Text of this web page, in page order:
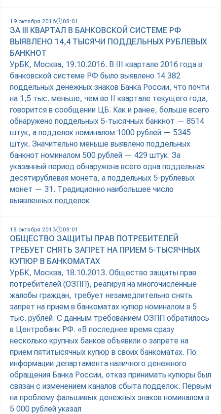
19 октября 2016 08:01
ЗА III КВАРТАЛ В БАНКОВСКОЙ СИСТЕМЕ РФ
ВЫЯВЛЕНО 14,4 ТЫСЯЧИ ПОДДЕЛЬНЫХ РУБЛЕВЫХ
БАНКНОТ
УрБК, Москва, 19.10.2016. В III квартале 2016 года в
банковской системе РФ было выявлено 14 382
поддельных денежных знаков Банка России, что почти
на 1,5 тыс. меньше, чем во II квартале текущего года,
говорится в сообщении ЦБ. Как и ранее, больше всего
обнаружено поддельных 5-тысячных банкнот — 8514
штук, а подделок номиналом 1000 рублей — 5345
штук. Значительно меньше выявлено поддельных
банкнот номиналом 500 рублей — 429 штук. За
указанный период обнаружена всего одна поддельная
десятирублевая монета, а поддельных 5-рублевых
монет — 31. Традиционно наибольшее число
выявленных подделок
18 октября 2013 08:01
ОБЩЕСТВО ЗАЩИТЫ ПРАВ ПОТРЕБИТЕЛЕЙ
ТРЕБУЕТ СНЯТЬ ЗАПРЕТ НА ПРИЕМ 5-ТЫСЯЧНЫХ
КУПЮР В БАНКОМАТАХ
УрБК, Москва, 18.10.2013. Общество защиты прав
потребителей (ОЗПП), реагируя на многочисленные
жалобы граждан, требует незамедлительно снять
запрет на прием в банкоматах купюр номиналом в 5
тыс. рублей. С данным требованием ОЗПП обратилось
в Центробанк РФ. «В последнее время сразу
несколько крупных банков объявили о запрете на
прием пятитысячных купюр в своих банкоматах. По
информации департамента наличного денежного
обращения Банка России, отказ принимать купюры был
связан с изменением каналов сбыта подделок. Первым
на проблему фальшивых денежных знаков номиналом в
5 000 рублей указал